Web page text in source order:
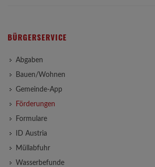
BÜRGERSERVICE
Abgaben
Bauen/Wohnen
Gemeinde-App
Förderungen
Formulare
ID Austria
Müllabfuhr
Wasserbefunde